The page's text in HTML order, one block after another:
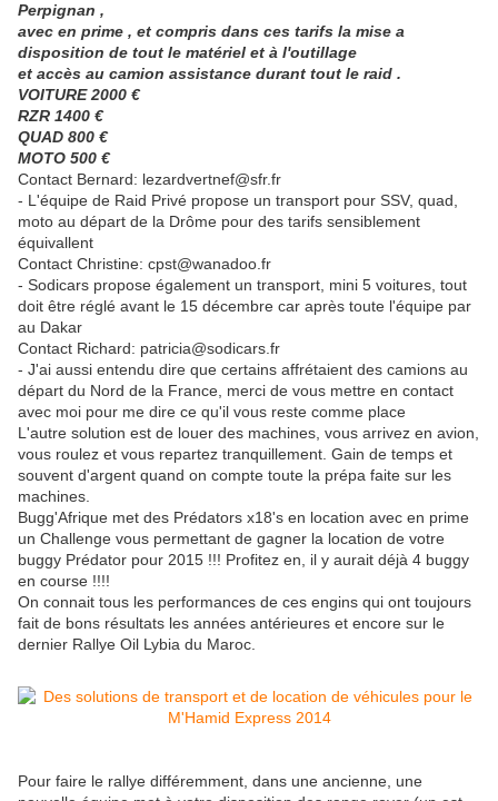
Perpignan ,
avec en prime , et compris dans ces tarifs la mise a
disposition de tout le matériel et à l'outillage
et accès au camion assistance durant tout le raid .
VOITURE 2000 €
RZR 1400 €
QUAD 800 €
MOTO 500 €
Contact Bernard: lezardvertnef@sfr.fr
- L'équipe de Raid Privé propose un transport pour SSV, quad,
moto au départ de la Drôme pour des tarifs sensiblement
équivallent
Contact Christine: cpst@wanadoo.fr
- Sodicars propose également un transport, mini 5 voitures, tout
doit être réglé avant le 15 décembre car après toute l'équipe par
au Dakar
Contact Richard: patricia@sodicars.fr
- J'ai aussi entendu dire que certains affrétaient des camions au
départ du Nord de la France, merci de vous mettre en contact
avec moi pour me dire ce qu'il vous reste comme place
L'autre solution est de louer des machines, vous arrivez en avion,
vous roulez et vous repartez tranquillement. Gain de temps et
souvent d'argent quand on compte toute la prépa faite sur les
machines.
Bugg'Afrique met des Prédators x18's en location avec en prime
un Challenge vous permettant de gagner la location de votre
buggy Prédator pour 2015 !!! Profitez en, il y aurait déjà 4 buggy
en course !!!!
On connait tous les performances de ces engins qui ont toujours
fait de bons résultats les années antérieures et encore sur le
dernier Rallye Oil Lybia du Maroc.
Pour faire le rallye différemment, dans une ancienne, une